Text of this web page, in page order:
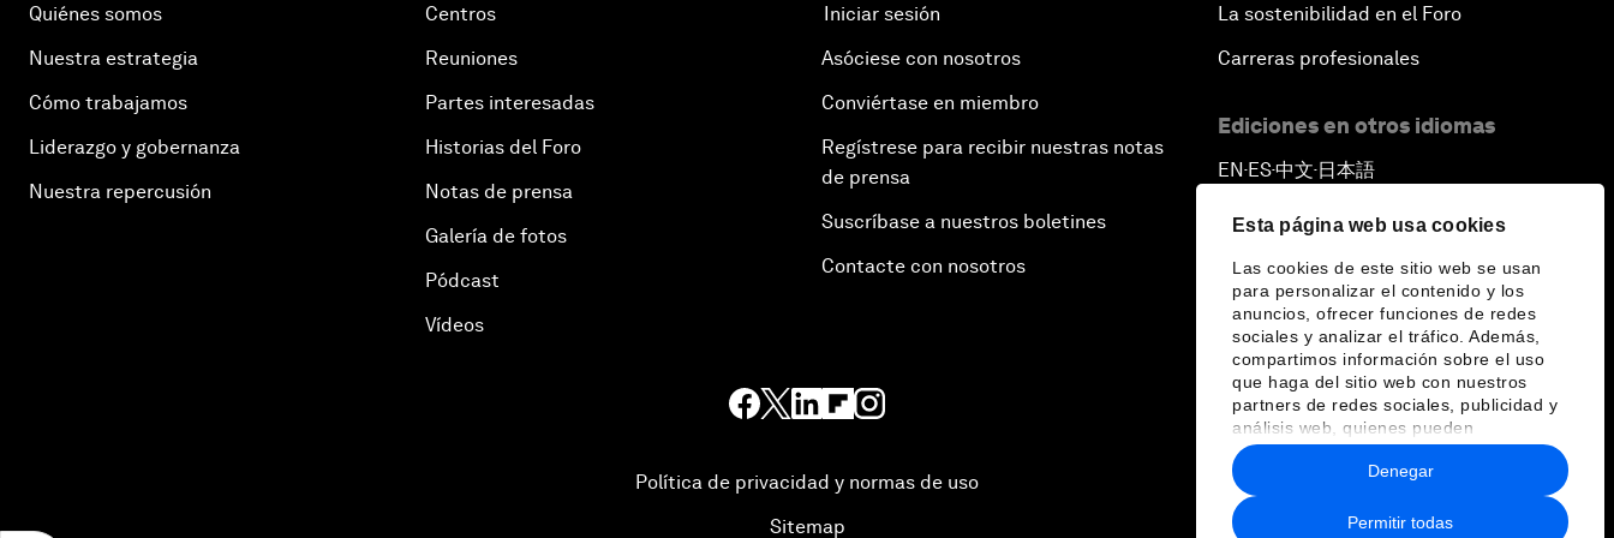
Esta página web usa cookies
Las cookies de este sitio web se usan
para personalizar el contenido y los
anuncios, ofrecer funciones de redes
sociales y analizar el tráfico. Además,
compartimos información sobre el uso
que haga del sitio web con nuestros
partners de redes sociales, publicidad y
análisis web, quienes pueden
combinarla con otra información que les
haya proporcionado o que hayan
recopilado a partir del uso que haya
hecho de sus servicios.
Permitir todas
Denegar
Quiénes somos
Nuestra estrategia
Cómo trabajamos
Liderazgo y gobernanza
Nuestra repercusión
Centros
Reuniones
Partes interesadas
Historias del Foro
Notas de prensa
Galería de fotos
Pódcast
Vídeos
Iniciar sesión
Asóciese con nosotros
Conviértase en miembro
Regístrese para recibir nuestras notas
de prensa
Suscríbase a nuestros boletines
Contacte con nosotros
La sostenibilidad en el Foro
Carreras profesionales
Ediciones en otros idiomas
EN ▪ ES▪中文▪ 日本語
Política de privacidad y normas de uso
Sitemap